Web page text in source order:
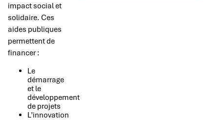
impact social et
solidaire. Ces
aides publiques
permettent de
financer :
Le
démarrage
et le
développement
de projets
L’innovation